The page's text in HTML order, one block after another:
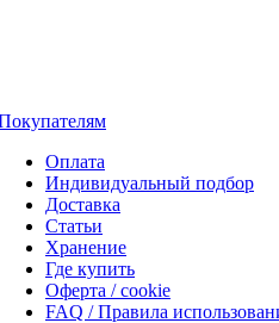
Оплата
Индивидуальный подбор
Доставка
Статьи
Хранение
Где купить
Оферта / cookie
FAQ / Правила